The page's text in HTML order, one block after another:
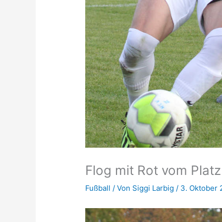
Flog mit Rot vom Platz
Fußball / Von Siggi Larbig / 3. Oktober